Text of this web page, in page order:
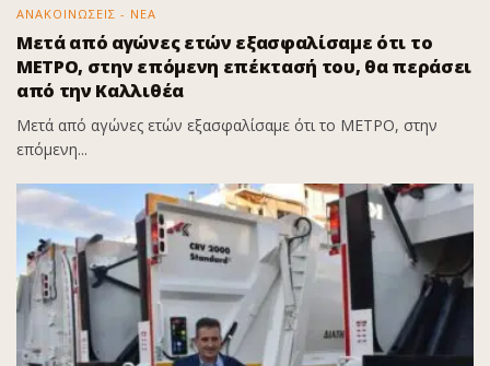
ΑΝΑΚΟΙΝΩΣΕΙΣ - ΝΕΑ
Μετά από αγώνες ετών εξασφαλίσαμε ότι το
ΜΕΤΡΟ, στην επόμενη επέκτασή του, θα περάσει
από την Καλλιθέα
Μετά από αγώνες ετών εξασφαλίσαμε ότι το ΜΕΤΡΟ, στην
επόμενη...